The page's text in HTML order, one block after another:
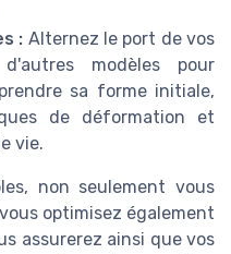
: Alternez le port de vos
modèles pour
sa forme initiale,
de déformation et
vie.
non seulement vous
optimisez également
assurerez ainsi que vos